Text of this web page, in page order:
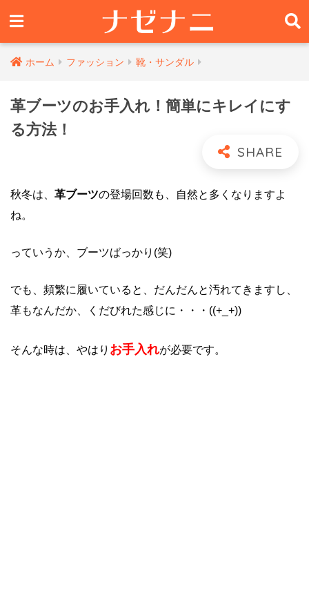
ホーム ファッション 靴・サンダル
革ブーツのお手入れ！簡単にキレイにす
る方法！
秋冬は、 革ブーツの登場回数も、自然と多くなりますよ
ね。
っていうか、ブーツばっかり(笑)
でも、頻繁に履いていると、だんだんと汚れてきますし、
革もなんだか、くだびれた感じに・・・((+_+))
そんな時は、やはり お手入れが必要です。